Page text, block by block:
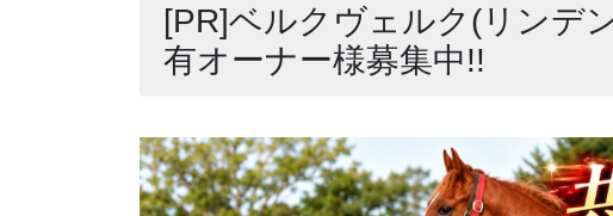
[PR]ベルクヴェルク(リンデ
有オーナー様募集中!!